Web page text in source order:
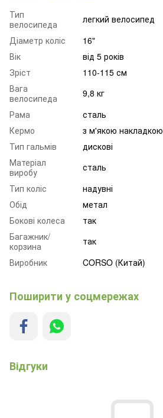
Тип
велосипеда
легкий велосипед
Діаметр коліс
16"
Вік
від 5 років
Зріст
110-115 см
Вага
велосипеда
9,8 кг
Рама
сталь
Кермо
з м'якою накладкою
Тип гальмів
дискові
Матеріал
виробу
сталь
Тип коліс
надувні
Обід
метал
Бокові колеса
так
Багажник/
корзина
так
Виробник
CORSO (Китай)
Поширити у соцмережах
Відгуки